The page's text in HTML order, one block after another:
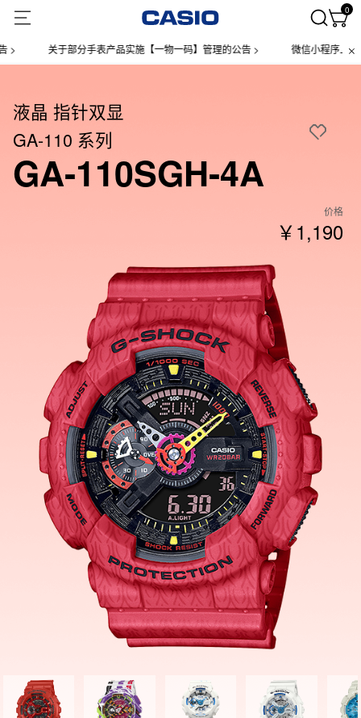
0
关于部分手表产品实施【一物一码】管理的公告 > 微信小程序上线售后服务
液晶 指针双显
GA-110 系列
GA-110SGH-4A
价格
￥1,190